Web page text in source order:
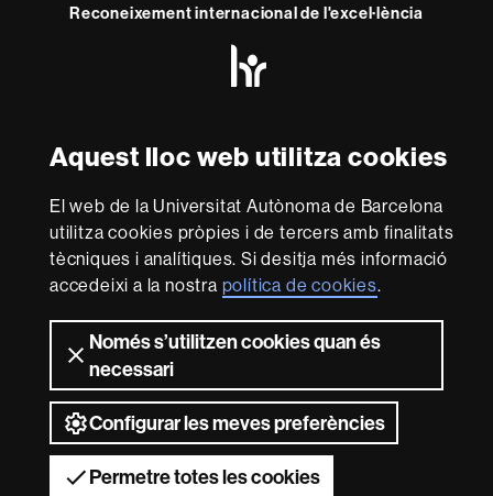
Aquest lloc web utilitza cookies
El web de la Universitat Autònoma de Barcelona
utilitza cookies pròpies i de tercers amb finalitats
tècniques i analítiques. Si desitja més informació
accedeixi a la nostra política de cookies.
Només s’utilitzen cookies quan és
necessari
Configurar les meves preferències
Permetre totes les cookies
Reconeixement internacional de l'excel·lència
Euraxess
Sobre
aquest
web
Avís legal Protecció de dades Sobre el
web Accessibilitat web Mapa del web UAB
2026 Universitat Autònoma de Barcelona